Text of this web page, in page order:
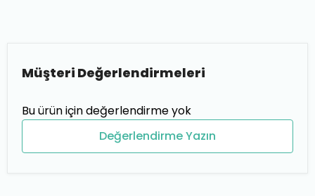
Müşteri Değerlendirmeleri
Bu ürün için değerlendirme yok
Değerlendirme Yazın